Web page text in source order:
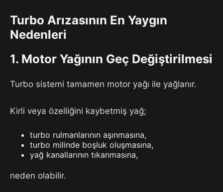
Turbo Arızasının En Yaygın
Nedenleri
1. Motor Yağının Geç Değiştirilmesi
Turbo sistemi tamamen motor yağı ile yağlanır.
Kirli veya özelliğini kaybetmiş yağ;
turbo rulmanlarının aşınmasına,
turbo milinde boşluk oluşmasına,
yağ kanallarının tıkanmasına,
neden olabilir.